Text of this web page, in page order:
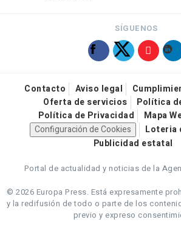
SÍGUENOS
Contacto Aviso legal
Oferta de servicios
Política
Política de Privacidad
Mapa
Configuración de Cookies
Loteria
Publicidad estatal
Portal de actualidad y noticias de la
© 2026 Europa Press. Está expresamente
y la redifusión de todo o parte de los
previo y expreso